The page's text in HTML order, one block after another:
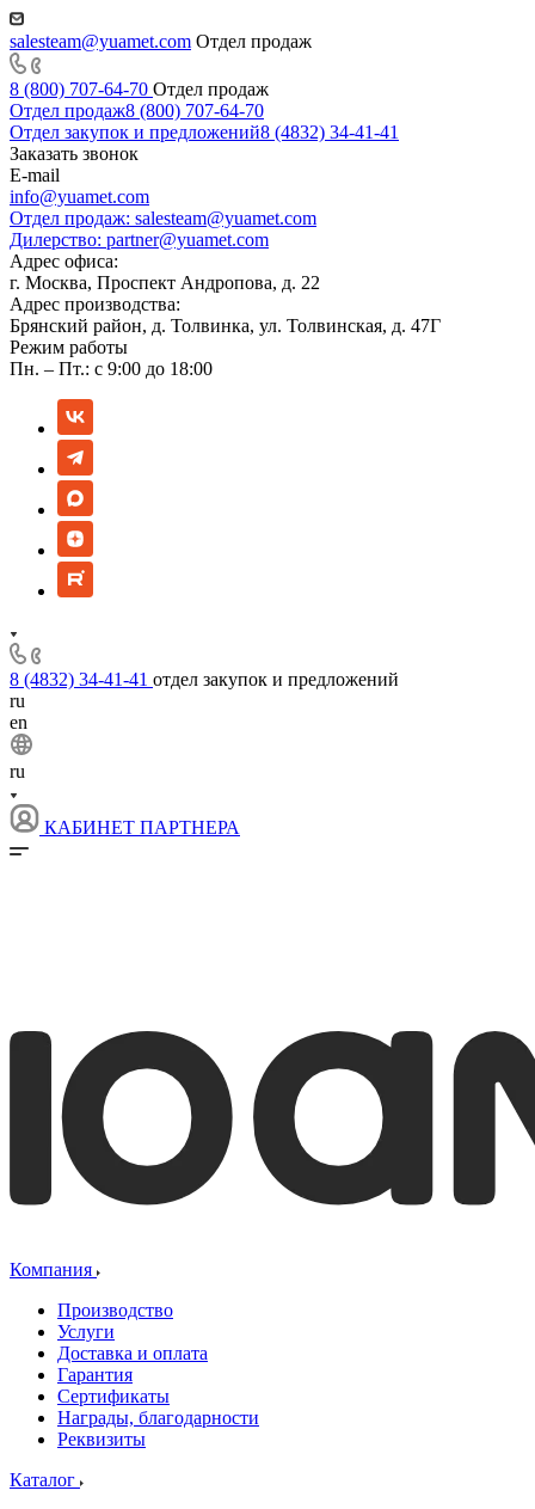
salesteam@yuamet.com Отдел продаж
8 (800) 707-64-70 Отдел продаж
Отдел продаж8 (800) 707-64-70
Отдел закупок и предложений8 (4832) 34-41-41
Заказать звонок
E-mail
info@yuamet.com
Отдел продаж: salesteam@yuamet.com
Дилерство: partner@yuamet.com
Адрес офиса:
г. Москва, Проспект Андропова, д. 22
Адрес производства:
Брянский район, д. Толвинка, ул. Толвинская, д. 47Г
Режим работы
Пн. – Пт.: с 9:00 до 18:00
8 (4832) 34-41-41 отдел закупок и предложений
ru
en
ru
КАБИНЕТ ПАРТНЕРА
Компания
Производство
Услуги
Доставка и оплата
Гарантия
Сертификаты
Награды, благодарности
Реквизиты
Каталог